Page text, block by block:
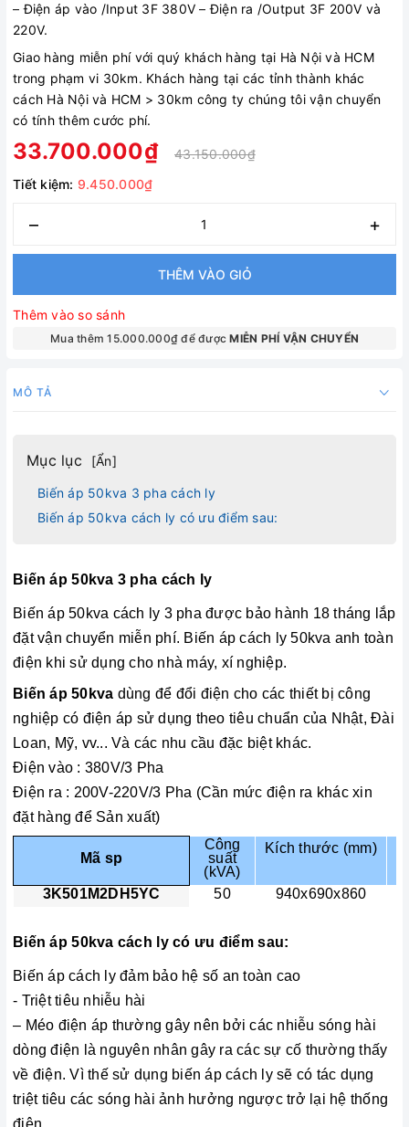
–Điện áp vào /Input 3F 380V–Điện ra /Output 3F 200V và
220V.
Giao hàng miễn phí với quý khách hàng tại Hà Nội và HCM
trong phạm vi 30km. Khách hàng tại các tỉnh thành khác
cách Hà Nội và HCM > 30km công ty chúng tôi vận chuyển
có tính thêm cước phí.
33.700.000₫
43.150.000₫
Tiết kiệm: 9.450.000₫
– +
THÊM VÀO GIỎ
Thêm vào so sánh
Mua thêm 15.000.000₫ để đượcMIỄN PHÍ VẬN CHUYỂN
MÔ TẢ
Mục lục [Ẩn]
Biến áp 50kva 3 pha cách ly
Biến áp 50kva cách ly có ưu điểm sau:
Biến áp 50kva 3 pha cách ly
Biến áp 50kva cách ly 3 pha được bảo hành 18 tháng lắp
đặt vận chuyển miễn phí. Biến áp cách ly 50kva anh toàn
điện khi sử dụng cho nhà máy, xí nghiệp.
Biến áp 50kva dùng để đổi điện cho các thiết bị công
nghiệp có điện áp sử dụng theo tiêu chuẩn của Nhật, Đài
Loan, Mỹ, vv... Và các nhu cầu đặc biệt khác.
Điện vào : 380V/3 Pha
Điện ra : 200V-220V/3 Pha (Cần mức điện ra khác xin
đặt hàng để Sản xuất)
Mã sp
Công
suất
(kVA)
Kích thước (mm)
3K501M2DH5YC 50 940x690x860
Biến áp 50kva cách ly có ưu điểm sau:
Biến áp cách ly đảm bảo hệ số an toàn cao
- Triệt tiêu nhiễu hài
– Méo điện áp thường gây nên bởi các nhiễu sóng hài
dòng điện là nguyên nhân gây ra các sự cố thường thấy
về điện. Vì thế sử dụng biến áp cách ly sẽ có tác dụng
triệt tiêu các sóng hài ảnh hưởng ngược trở lại hệ thống